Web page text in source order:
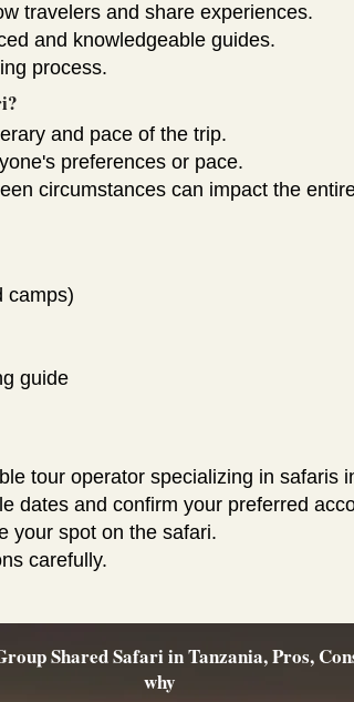
travelers and share experiences.
and knowledgeable guides.
process.
and pace of the trip.
preferences or pace.
circumstances can impact the
camps)
guide
tour operator specializing in safaris
dates and confirm your preferred
your spot on the safari.
carefully.
Shared Safari in Tanzania, Pros,
why